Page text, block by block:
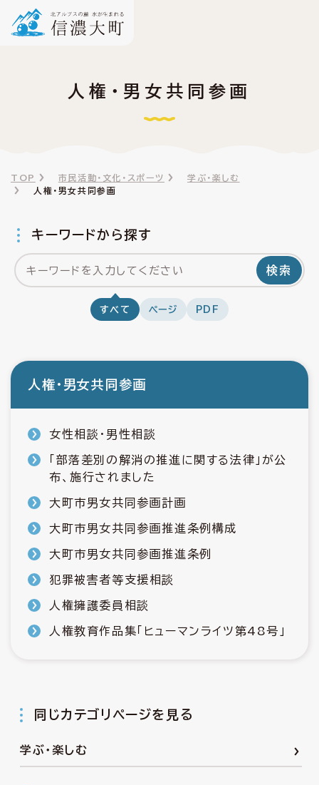
人権・男女共同参画
TOP 市民活動・文化・スポーツ
学ぶ・楽しむ
人権・男女共同参画
キーワードから探す
検索
すべて ページ PDF
人権・男女共同参画
女性相談・男性相談
「部落差別の解消の推進に関する法律」が公
布、施行されました
大町市男女共同参画計画
大町市男女共同参画推進条例構成
大町市男女共同参画推進条例
犯罪被害者等支援相談
人権擁護委員相談
人権教育作品集「ヒューマンライツ第48号」
同じカテゴリページを見る
学ぶ・楽しむ